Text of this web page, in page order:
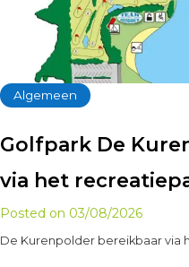
Algemeen
Golfpark De
via het
Posted on 03/08/2026
De Kurenpolder bereikbaar via